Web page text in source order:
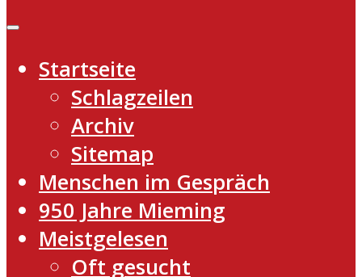
Startseite
Schlagzeilen
Archiv
Sitemap
Menschen im Gespräch
950 Jahre Mieming
Meistgelesen
Oft gesucht